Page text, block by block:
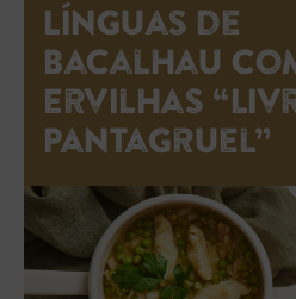
Línguas de
Bacalhau
Ervilhas
Pantagruel”